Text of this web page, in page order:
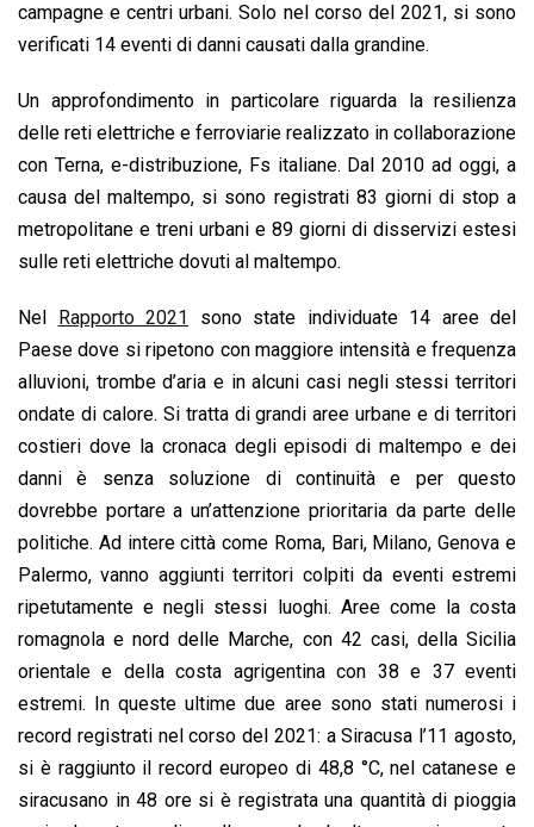
campagne e centri urbani. Solo nel corso del 2021, si sono
verificati 14 eventi di danni causati dalla grandine.
Un approfondimento in particolare riguarda la resilienza
delle reti elettriche e ferroviarie realizzato in collaborazione
con Terna, e-distribuzione, Fs italiane. Dal 2010 ad oggi, a
causa del maltempo, si sono registrati 83 giorni di stop a
metropolitane e treni urbani e 89 giorni di disservizi estesi
sulle reti elettriche dovuti al maltempo.
Nel Rapporto 2021
sono state individuate 14 aree del
Paese dove si ripetono con maggiore intensità e frequenza
alluvioni, trombe d’aria e in alcuni casi negli stessi territori
ondate di calore. Si tratta di grandi aree urbane e di territori
costieri dove la cronaca degli episodi di maltempo e dei
danni è senza soluzione di continuità e per questo
dovrebbe portare a un’attenzione prioritaria da parte delle
politiche. Ad intere città come Roma, Bari, Milano, Genova e
Palermo, vanno aggiunti territori colpiti da eventi estremi
ripetutamente e negli stessi luoghi. Aree come la costa
romagnola e nord delle Marche, con 42 casi, della Sicilia
orientale e della costa agrigentina con 38 e 37 eventi
estremi. In queste ultime due aree sono stati numerosi i
record registrati nel corso del 2021: a Siracusa l’11 agosto,
si è raggiunto il record europeo di 48,8 °C, nel catanese e
siracusano in 48 ore si è registrata una quantità di pioggia